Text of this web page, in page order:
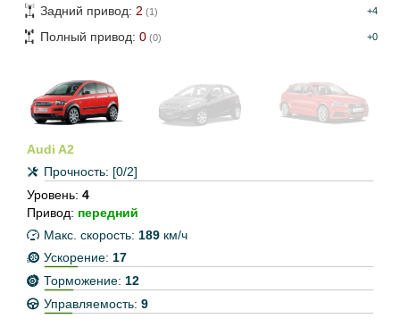
Задний привод: 2 (1) +4
Полный привод: 0 (0) +0
Audi A2
Прочность: [0/2]
Уровень: 4
Привод: передний
Макс. скорость: 189 км/ч
Ускорение: 17
Торможение: 12
Управляемость: 9